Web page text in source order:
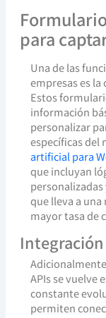
para
Una de las
empresas es
Estos
información
personalizar
específicas del
artificial para
que incluyan
que lleva a
mayor tasa de
APIs se vuelve
constante
permiten